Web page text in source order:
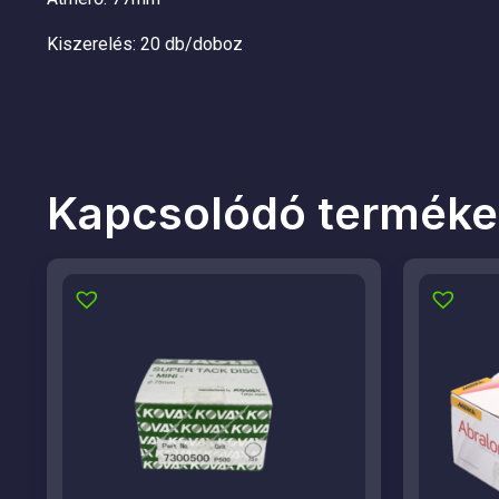
Kiszerelés: 20 db/doboz
Kapcsolódó